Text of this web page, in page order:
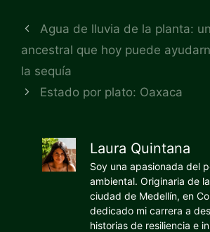
Agua de lluvia de la planta:
ancestral que hoy puede
la sequía
Estado por plato: Oaxaca
Laura Quintana
Soy una apasionada del
ambiental. Originaria de
ciudad de Medellín, en
dedicado mi carrera a
historias de resiliencia e